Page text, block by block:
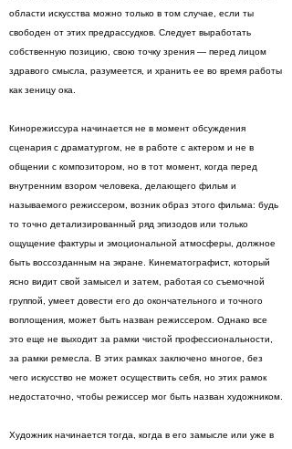
области искусства можно только в том случае, если ты
свободен от этих предрассудков. Следует выработать
собственную позицию, свою точку зрения — перед лицом
здравого смысла, разумеется, и хранить ее во время работы
как зеницу ока.
Кинорежиссура начинается не в момент обсуждения
сценария с драматургом, не в работе с актером и не в
общении с композитором, но в тот момент, когда перед
внутренним взором человека, делающего фильм и
называемого режиссером, возник образ этого фильма: будь
то точно детализированный ряд эпизодов или только
ощущение фактуры и эмоциональной атмосферы, должное
быть воссозданным на экране. Кинематографист, который
ясно видит свой замысел и затем, работая со съемочной
группой, умеет довести его до окончательного и точного
воплощения, может быть назван режиссером. Однако все
это еще не выходит за рамки чистой профессиональности,
за рамки ремесла. В этих рамках заключено многое, без
чего искусство не может осуществить себя, но этих рамок
недостаточно, чтобы режиссер мог быть назван художником.
Художник начинается тогда, когда в его замысле или уже в